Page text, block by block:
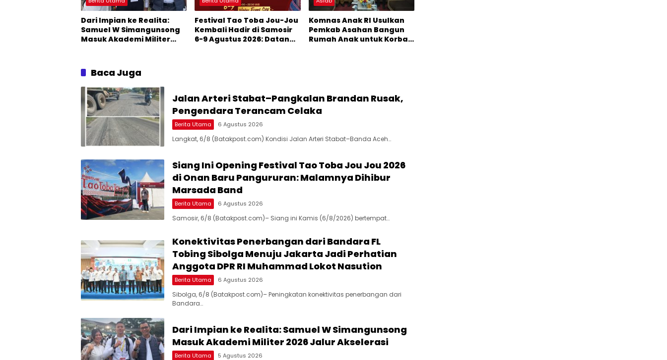
Dari Impian ke Realita:
Samuel W Simangunsong
Masuk Akademi Militer
Festival Tao Toba Jou-Jou
Kembali Hadir di Samosir
6-9 Agustus 2026: Datang
Komnas Anak RI Usulkan
Pemkab Asahan Bangun
Rumah Anak untuk Korban
Baca Juga
Jalan Arteri Stabat–Pangkalan Brandan Rusak,
Pengendara Terancam Celaka
Berita Utama 6 Agustus 2026
Langkat, 6/8 (Batakpost.com) Kondisi Jalan Arteri Stabat–Banda Aceh…
Siang Ini Opening Festival Tao Toba Jou Jou 2026
di Onan Baru Pangururan: Malamnya Dihibur
Marsada Band
Berita Utama 6 Agustus 2026
Samosir, 6/8 (Batakpost.com)– Siang ini Kamis (6/8/2026) bertempat…
Konektivitas Penerbangan dari Bandara FL
Tobing Sibolga Menuju Jakarta Jadi Perhatian
Anggota DPR RI Muhammad Lokot Nasution
Berita Utama 6 Agustus 2026
Sibolga, 6/8 (Batakpost.com)– Peningkatan konektivitas penerbangan dari
Bandara…
Dari Impian ke Realita: Samuel W Simangunsong
Masuk Akademi Militer 2026 Jalur Akselerasi
Berita Utama 5 Agustus 2026